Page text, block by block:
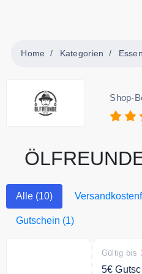
Home Kategorien
Shop-
Alle (10)
Gutschein (1)
Gültig bis
5€